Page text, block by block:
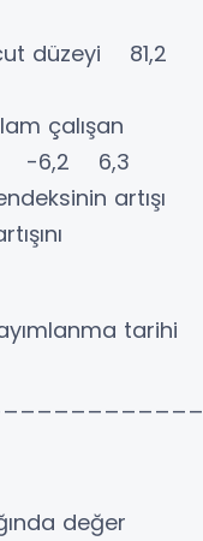
düzeyi 81,2
çalışan
-6,2 6,3
artışı
tarihi
değer